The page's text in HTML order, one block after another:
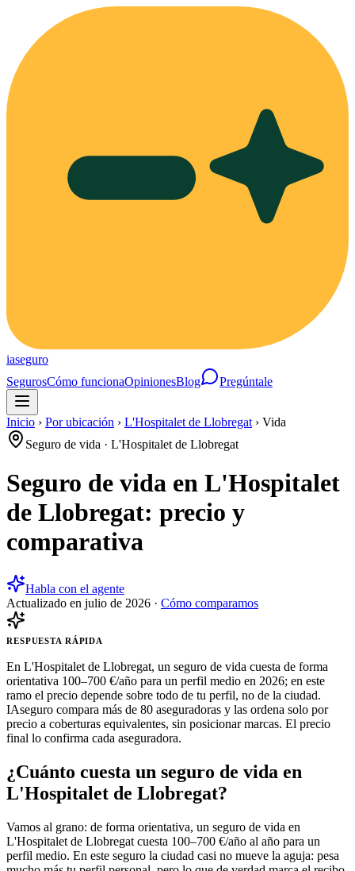
iaseguro
SegurosCómo funcionaOpinionesBlog Pregúntale
Inicio › Por ubicación › L'Hospitalet de Llobregat › Vida
Seguro de vida · L'Hospitalet de Llobregat
Seguro de vida en L'Hospitalet
de Llobregat: precio y
comparativa
Habla con el agente
Actualizado en julio de 2026 · Cómo comparamos
RESPUESTA RÁPIDA
En L'Hospitalet de Llobregat, un seguro de vida cuesta de forma
orientativa 100–700 €/año para un perfil medio en 2026; en este
ramo el precio depende sobre todo de tu perfil, no de la ciudad.
IAseguro compara más de 80 aseguradoras y las ordena solo por
precio a coberturas equivalentes, sin posicionar marcas. El precio
final lo confirma cada aseguradora.
¿Cuánto cuesta un seguro de vida en
L'Hospitalet de Llobregat?
Vamos al grano: de forma orientativa, un seguro de vida en
L'Hospitalet de Llobregat cuesta 100–700 €/año al año para un
perfil medio. En este seguro la ciudad casi no mueve la aguja: pesa